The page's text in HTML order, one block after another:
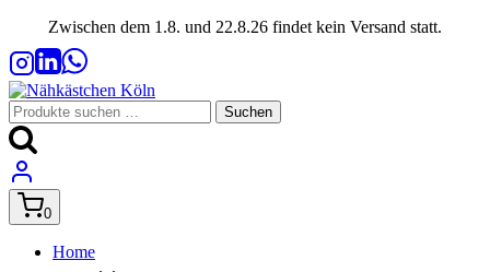
springen
Zwischen dem 1.8. und 22.8.26 findet kein Versand statt.
Suchen
nach:
Suchen
0
Home